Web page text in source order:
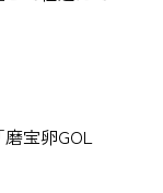
宝卵GOL